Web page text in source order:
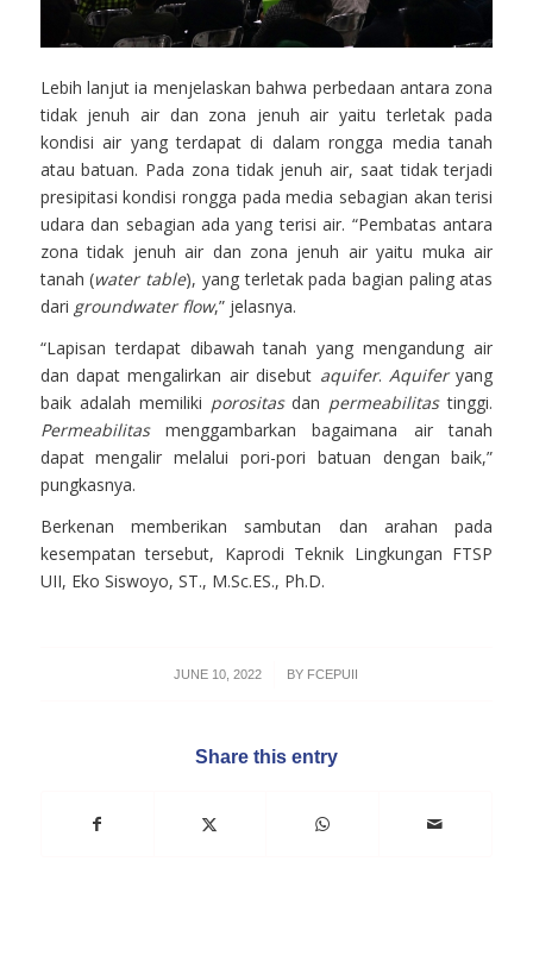
Lebih lanjut ia menjelaskan bahwa perbedaan antara zona
tidak jenuh air dan zona jenuh air yaitu terletak pada
kondisi air yang terdapat di dalam rongga media tanah
atau batuan. Pada zona tidak jenuh air, saat tidak terjadi
presipitasi kondisi rongga pada media sebagian akan terisi
udara dan sebagian ada yang terisi air. “Pembatas antara
zona tidak jenuh air dan zona jenuh air yaitu muka air
tanah (water table), yang terletak pada bagian paling atas
dari groundwater flow,” jelasnya.
“Lapisan terdapat dibawah tanah yang mengandung air
dan dapat mengalirkan air disebut aquifer. Aquiferyang
baik adalah memiliki porositasdan permeabilitastinggi.
Permeabilitasmenggambarkan bagaimana air tanah
dapat mengalir melalui pori-pori batuan dengan baik,”
pungkasnya.
Berkenan memberikan sambutan dan arahan pada
kesempatan tersebut, Kaprodi Teknik Lingkungan FTSP
UII, Eko Siswoyo, ST., M.Sc.ES., Ph.D.
JUNE 10, 2022
/ BY FCEPUII
Share this entry